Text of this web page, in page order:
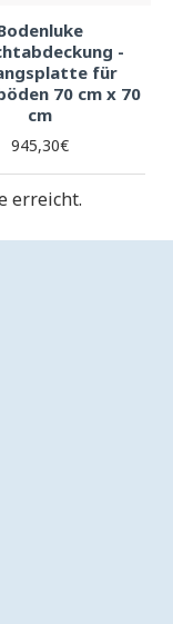
-
für
70 cm x 70
cm
945,30€
erreicht.